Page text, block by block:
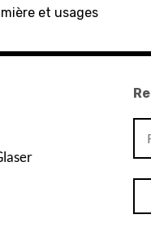
et usages